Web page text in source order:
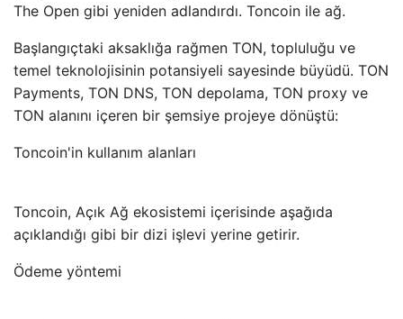
The Open gibi yeniden adlandırdı. Toncoin ile ağ.
Başlangıçtaki aksaklığa rağmen TON, topluluğu ve
temel teknolojisinin potansiyeli sayesinde büyüdü. TON
Payments, TON DNS, TON depolama, TON proxy ve
TON alanını içeren bir şemsiye projeye dönüştü:
Toncoin'in kullanım alanları
Toncoin, Açık Ağ ekosistemi içerisinde aşağıda
açıklandığı gibi bir dizi işlevi yerine getirir.
Ödeme yöntemi